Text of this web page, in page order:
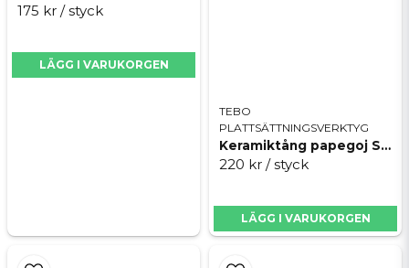
175 kr / styck
LÄGG I VARUKORGEN
TEBO
PLATTSÄTTNINGSVERKTYG
Keramiktång papegoj Softgrip
220 kr / styck
LÄGG I VARUKORGEN